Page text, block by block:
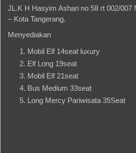
JL.K H Hasyim Ashari no 58 rt 002/007
– Kota Tangerang.
Menyediakan
Mobil Elf 14seat luxury
Elf Long 19seat
Mobil Elf 21seat
Bus Medium 33seat
Long Mercy Pariwisata 35Seat